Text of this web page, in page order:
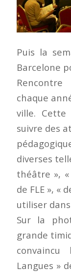
Puis la
Barcelone
chaque
ville. Cette
suivre des
diverses
théâtre »,
de FLE », «
utiliser
Sur la
grande
Langues »